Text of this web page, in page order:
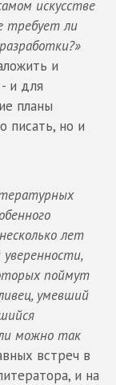
искусстве
требует ли
и
и для
планы
писать, но и
лет
поймут
умевший
можно так
встреч в
и на